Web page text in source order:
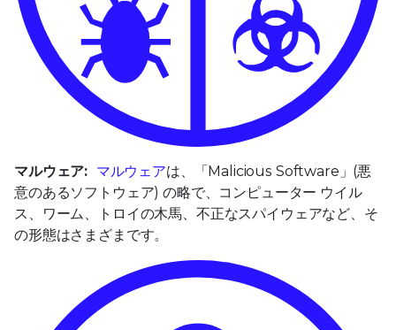
マルウェア: マルウェアは、「Malicious Software」(悪
意のあるソフトウェア) の略で、コンピューター ウイル
ス、ワーム、トロイの木馬、不正なスパイウェアなど、そ
の形態はさまざまです。